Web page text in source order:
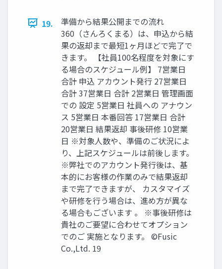
19.
準備から結果公開までの流れ
360（さんろくまる）は、申込から結
果の返却まで最短1ヶ月ほどで完了で
きます。 【社員100名程度を対象にす
る場合のスケジュール例】 7営業日
合計 申込 アカウント発行 27営業日
合計 37営業日 合計 2営業日 管理画面
での 設定 5営業日 社員への アナウン
ス 5営業日 本番回答 17営業日 合計
20営業日 結果返却 事後研修 10営業
日 ※対象人数や、準備のご状況によ
り、上記スケジュールは前後します。
※弊社でのアカウント発行後は、基
本的にお客様の作業のみで結果返却
まで完了できますが、 カスタマイズ
や研修を行う場合は、進め方が異な
る場合もございます 。 ※事後研修は
貴社のご要望に合わせてオプション
でのご 実施となります。 ©️Fusic
Co.,Ltd. 19